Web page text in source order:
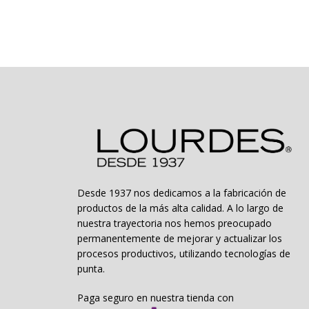
Desde 1937 nos dedicamos a la fabricación de
productos de la más alta calidad. A lo largo de
nuestra trayectoria nos hemos preocupado
permanentemente de mejorar y actualizar los
procesos productivos, utilizando tecnologías de
punta.
Paga seguro en nuestra tienda con